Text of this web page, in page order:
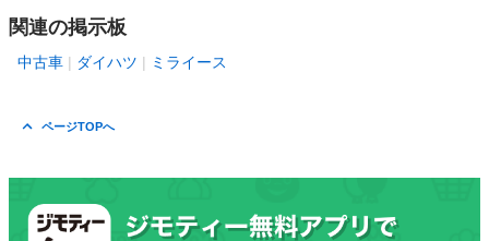
関連の掲示板
中古車 ダイハツ ミライース
ページTOPへ